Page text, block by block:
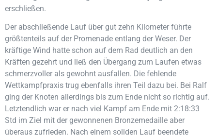
erschließen.
Der abschließende Lauf über gut zehn Kilometer führte
größtenteils auf der Promenade entlang der Weser. Der
kräftige Wind hatte schon auf dem Rad deutlich an den
Kräften gezehrt und ließ den Übergang zum Laufen etwas
schmerzvoller als gewohnt ausfallen. Die fehlende
Wettkampfpraxis trug ebenfalls ihren Teil dazu bei. Bei Ralf
ging der Knoten allerdings bis zum Ende nicht so richtig auf.
Letztendlich war er nach viel Kampf am Ende mit 2:18:33
Std im Ziel mit der gewonnenen Bronzemedaille aber
überaus zufrieden. Nach einem soliden Lauf beendete